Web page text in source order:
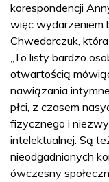
korespondencji
więc wydarzeniem
Chwedorczuk,
„To listy bardzo
otwartością
nawiązania
płci, z czasem
fizycznego i
intelektualnej. Są
nieodgadnionych
ówczesny